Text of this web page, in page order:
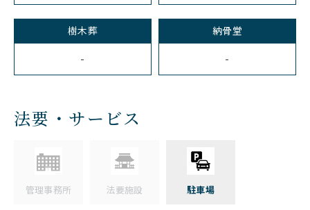
樹木葬
-
納骨堂
-
法要・サービス
管理事務所 法要施設 駐車場